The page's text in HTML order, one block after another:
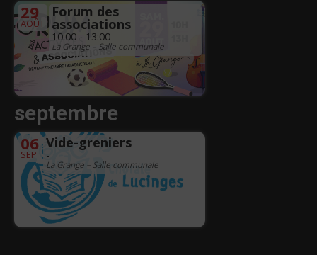
29
AOÛT
Forum des
associations
10:00 - 13:00
La Grange – Salle communale
septembre
06
SEP
Vide-greniers
-
La Grange – Salle communale